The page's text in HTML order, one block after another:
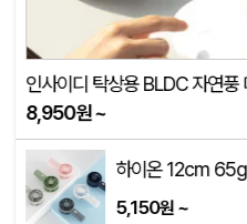
8,950원~
5,150원~